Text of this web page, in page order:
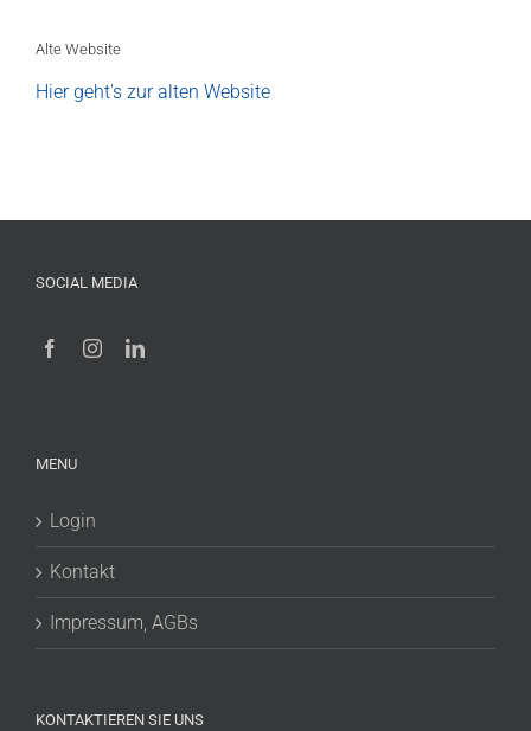
Alte Website
Hier geht's zur alten Website
SOCIAL MEDIA
MENU
Login
Kontakt
Impressum, AGBs
KONTAKTIEREN SIE UNS